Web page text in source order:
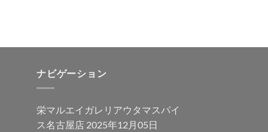
ナビゲーション
栄マルエイガレリアウタマスパイ
ス名古屋店 2025年12月05日